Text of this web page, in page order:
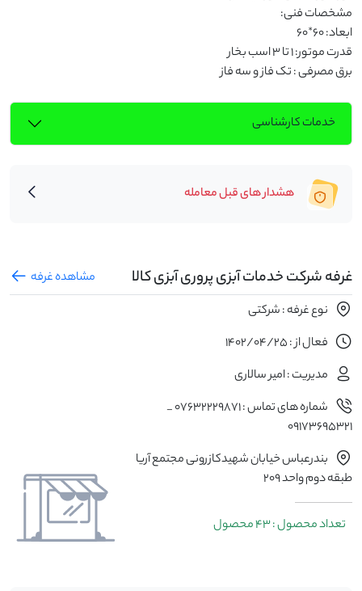
برق مصرفی : تک فاز و سه فاز
خدمات کارشناسی
هشدار های قبل معامله
غرفه شرکت خدمات آبزی پروری آبزی کالا
مشاهده غرفه
نوع غرفه : شرکتی
فعال از : 1402/04/25
مدیریت : امیر سالاری
شماره های تماس : ۰۷۶۳۲۲۲۹۸۷۱ _
٠۹۱۷۳۶۹۵۳۲1
بندرعباس خیابان شهیدکازرونی مجتمع آریا
طبقه دوم واحد 209
تعداد محصول : 43 محصول